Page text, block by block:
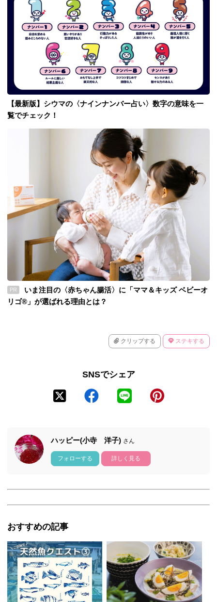
【最新版】シウマの〈ナインナンバー占い〉数字の意味を一
覧でチェック！
PR
いま注目の〈赤ちゃん腸活〉に「ママ＆キッズ ベビーオ
リゴ®」が選ばれる理由とは？
クリップする ステキする
SNSでシェア
ハッピー(小寺 洋子) さん
フォローする 詳しく見る
おすすめの記事